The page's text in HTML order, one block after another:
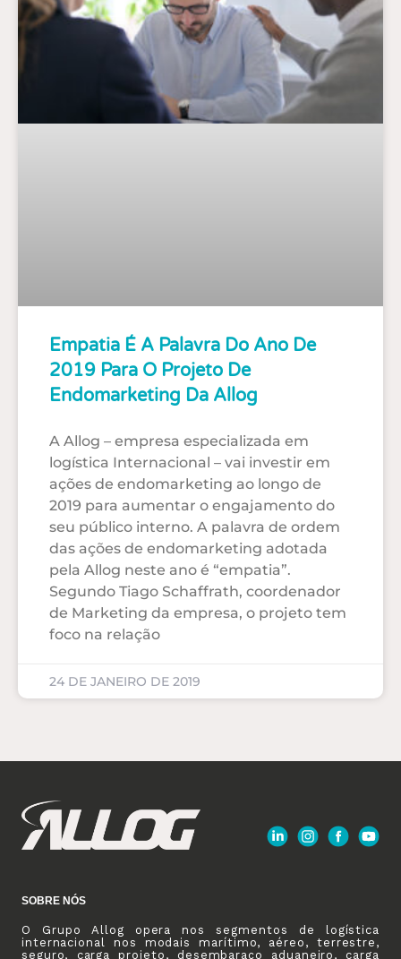
Empatia É A Palavra Do Ano De
2019 Para O Projeto De
Endomarketing Da Allog
A Allog – empresa especializada em
logística Internacional – vai investir em
ações de endomarketing ao longo de
2019 para aumentar o engajamento do
seu público interno. A palavra de ordem
das ações de endomarketing adotada
pela Allog neste ano é “empatia”.
Segundo Tiago Schaffrath, coordenador
de Marketing da empresa, o projeto tem
foco na relação
24 DE JANEIRO DE 2019
SOBRE NÓS
O Grupo Allog opera nos segmentos de logística
internacional nos modais marítimo, aéreo, terrestre,
seguro, carga projeto, desembaraço aduaneiro, carga